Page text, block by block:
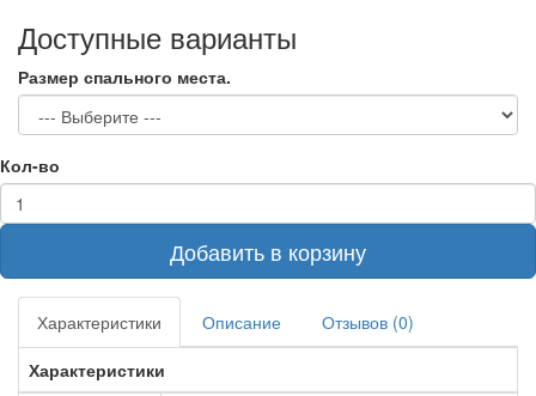
Доступные варианты
Размер спального места.
Кол-во
Добавить в корзину
Характеристики Описание
Отзывов (0)
Характеристики